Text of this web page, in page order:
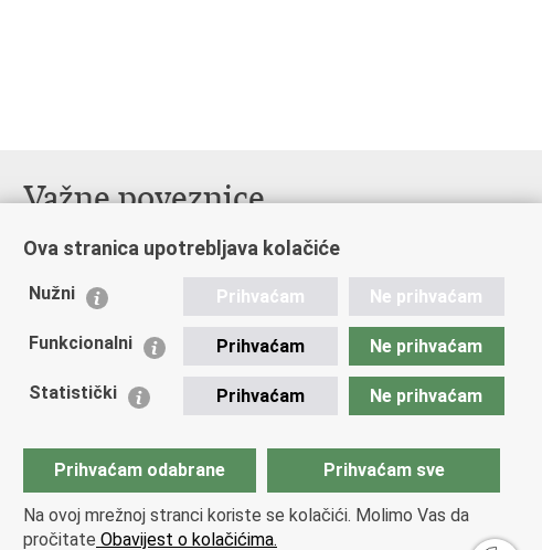
Važne poveznice
Ministarstvo unutarnjih poslova
Udruge
Dom zdravlja MUP-a
Policijska akademija
Muzej policije
Centar za forenzična ispitivanja, istraživanja i
vještačenja "Ivan Vučetić"
Policijske uprave
Ova stranica upotrebljava kolačiće
Nužni Prihvaćam Ne prihvaćam
Funkcionalni Prihvaćam Ne prihvaćam
Statistički Prihvaćam Ne prihvaćam
Prihvaćam odabrane Prihvaćam sve
Na ovoj mrežnoj stranci koriste se kolačići. Molimo Vas da
pročitate Obavijest o kolačićima.